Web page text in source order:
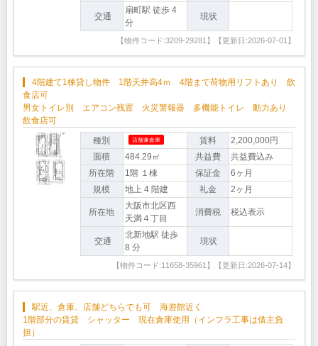
交通
扇町駅 徒歩 4
分
現状
【物件コード:3209-29281】【更新日:2026-07-01】
4階建て1棟貸し物件 1階天井高4ｍ 4階まで荷物用リフトあり 飲
食店可
男女トイレ別 エアコン残置 火災警報器 多機能トイレ 動力あり
飲食店可
種別
店舗兼倉庫 賃料
2,200,000円
面積
484.29㎡ 共益費
共益費込み
所在階
1階 １棟 保証金
6ヶ月
規模
地上 4 階建 礼金 2ヶ月
所在地
大阪市北区西
天満４丁目
消費税 税込表示
交通
北新地駅 徒歩
8 分
現状
【物件コード:11658-35961】【更新日:2026-07-14】
駅近、倉庫、店舗どちらでも可 海遊館近く
1階部分の賃貸 シャッター 現在倉庫使用（インフラ工事は借主負
担）